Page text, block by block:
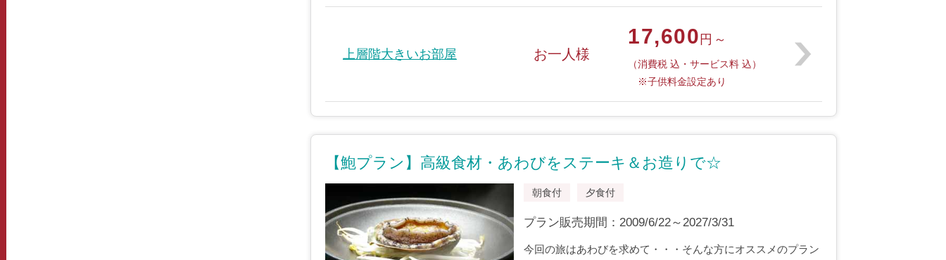
上層階大きいお部屋 お一人様
17,600 円～
（消費税 込・サービス料 込）
※子供料金設定あり
【鮑プラン】高級食材・あわびをステーキ＆お造りで☆
朝食付 夕食付
プラン販売期間：2009/6/22～2027/3/31
今回の旅はあわびを求めて・・・そんな方にオススメのプラン